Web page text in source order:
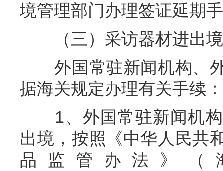
境管理部门办理签证延期
（三）采访器材进出境
外国常驻新闻机构、外
据海关规定办理有关手续：
1、外国常驻新闻机构
出境，按照《中华人民共
品监管办法》（